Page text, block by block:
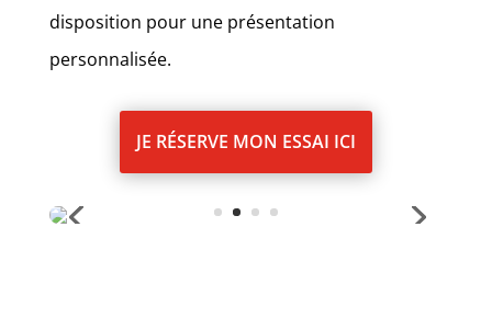
disposition pour une présentation
personnalisée.
JE RÉSERVE MON ESSAI ICI